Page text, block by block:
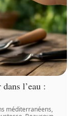
l’eau :
méditerranéens,